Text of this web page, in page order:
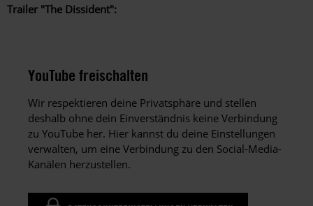
Trailer "The Dissident":
YouTube freischalten
Wir respektieren deine Privatsphäre und stellen
deshalb ohne dein Einverständnis keine Verbindung
zu YouTube her. Hier kannst du deine Einstellungen
verwalten, um eine Verbindung zu den Social-Media-
Kanälen herzustellen.